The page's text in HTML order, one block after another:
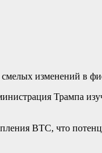
изменений в
Трампа
BTC, что